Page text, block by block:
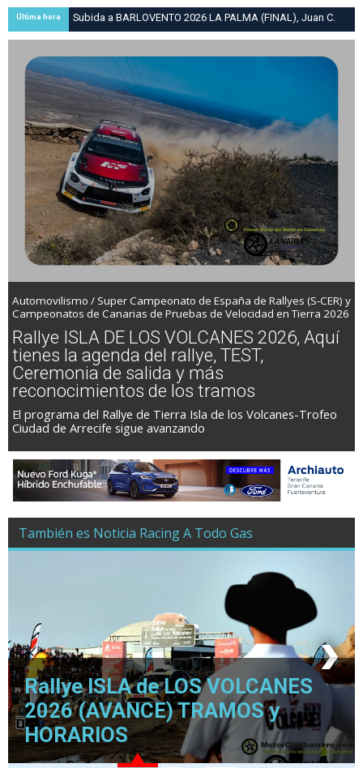
Última hora
Subida a BARLOVENTO 2026 LA PALMA (FINAL), Juan C.
Brito y Carlos A. Pérez hacen suya la victoria en la 47 Subida
a Barlovento
Automovilismo / Super Campeonato de España de Rallyes (S-CER) y
Campeonatos de Canarias de Pruebas de Velocidad en Tierra 2026
Rallye ISLA DE LOS VOLCANES 2026, Aquí
tienes la agenda del rallye, TEST,
Ceremonia de salida y más
reconocimientos de los tramos
El programa del Rallye de Tierra Isla de los Volcanes-Trofeo
Ciudad de Arrecife sigue avanzando
También es Noticia Racing A Todo Gas
Rallye ISLA de LOS VOLCANES
2026 (AVANCE) TRAMOS y
HORARIOS